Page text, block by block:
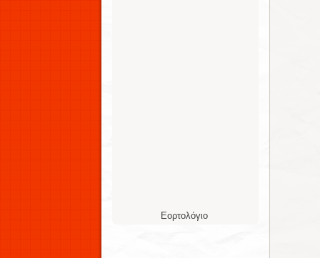
Εορτολόγιο